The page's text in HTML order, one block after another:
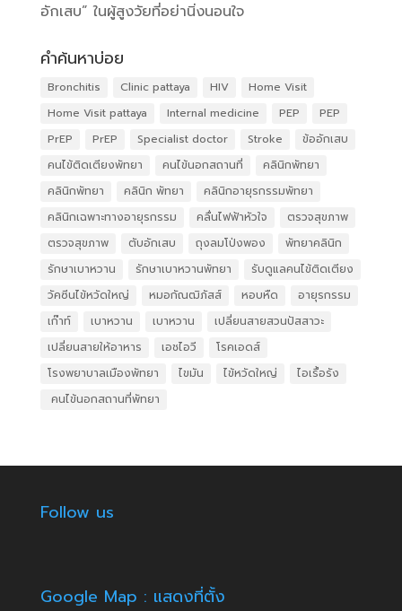
อักเสบ” ในผู้สูงวัยที่อย่านิ่งนอนใจ
คำค้นหาบ่อย
Bronchitis Clinic pattaya HIV
Home Visit
Home Visit pattaya
Internal medicine PEP
PEP
PrEP
PrEP Specialist doctor Stroke
ข้ออักเสบ
คนไข้ติดเตียงพัทยา
คนไข้นอกสถานที่
คลินิกพัทยา
คลินิกพัทยา
คลินิก พัทยา
คลินิกอายุรกรรมพัทยา
คลินิกเฉพาะทางอายุรกรรม
คลื่นไฟฟ้าหัวใจ
ตรวจสุขภาพ
ตรวจสุขภาพ
ตับอักเสบ ถุงลมโป่งพอง
พัทยาคลินิก
รักษาเบาหวาน
รักษาเบาหวานพัทยา
รับดูแลคนไข้ติดเตียง
วัคซีนไข้หวัดใหญ่
หมอกัณฒิภัสส์ หอบหืด
อายุรกรรม
เก๊าท์
เบาหวาน เบาหวาน
เปลี่ยนสายสวนปัสสาวะ
เปลี่ยนสายให้อาหาร
เอชไอวี
โรคเอดส์
โรงพยาบาลเมืองพัทยา
ไขมัน ไข้หวัดใหญ่
ไอเรื้อรัง
​ คนไข้นอกสถานที่พัทยา
Follow us
Google Map : แสดงที่ตั้ง